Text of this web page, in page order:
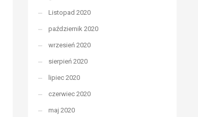
Listopad 2020
październik 2020
wrzesień 2020
sierpień 2020
lipiec 2020
czerwiec 2020
maj 2020